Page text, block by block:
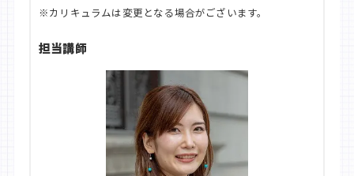
※カリキュラムは変更となる場合がございます。
担当講師